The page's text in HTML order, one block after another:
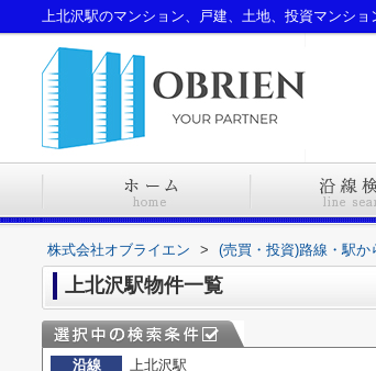
株式会社オブライエン > (売買・投資)路線・駅か
上北沢駅物件一覧
沿線
上北沢駅